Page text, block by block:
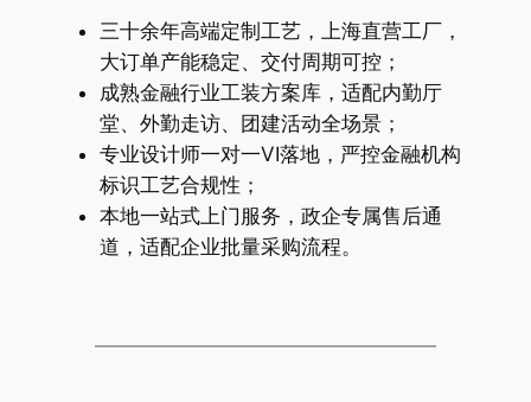
三十余年高端定制工艺，上海直营工厂，
大订单产能稳定、交付周期可控；
成熟金融行业工装方案库，适配内勤厅
堂、外勤走访、团建活动全场景；
专业设计师一对一VI落地，严控金融机构
标识工艺合规性；
本地一站式上门服务，政企专属售后通
道，适配企业批量采购流程。